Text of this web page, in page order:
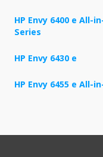
HP Envy 6400 e All-
Series
HP Envy 6430 e
HP Envy 6455 e All-